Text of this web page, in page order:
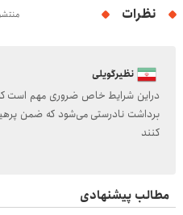
نظرات
نظیرگویلی
دراین شرایط خاص ضروری مهم است
برداشت نادرستی می‌شود که ضمن پرهیز
کنند
مطالب پیشنهادی